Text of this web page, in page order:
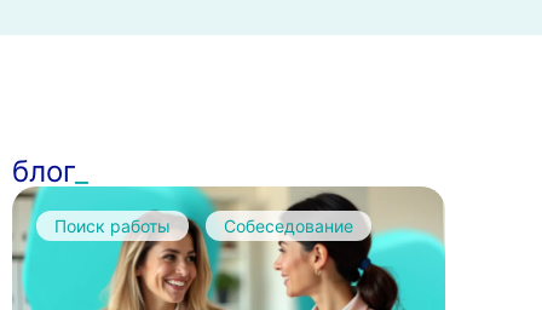
блог
Поиск работы Собеседование